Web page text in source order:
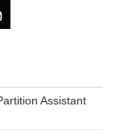
Assistant